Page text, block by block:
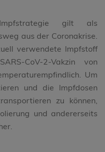
gilt als
aus der Coronakrise.
verwendete Impfstoff
CoV-2-Vakzin von
Um
und die Impfdosen
zu können,
und andererseits